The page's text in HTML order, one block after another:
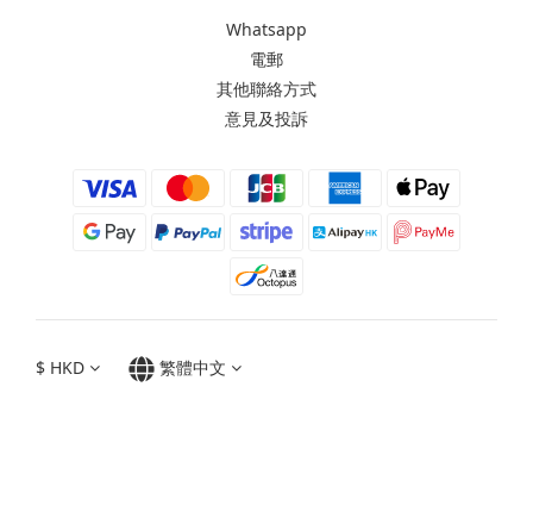
Whatsapp
電郵
其他聯絡方式
意見及投訴
$ HKD 繁體中文